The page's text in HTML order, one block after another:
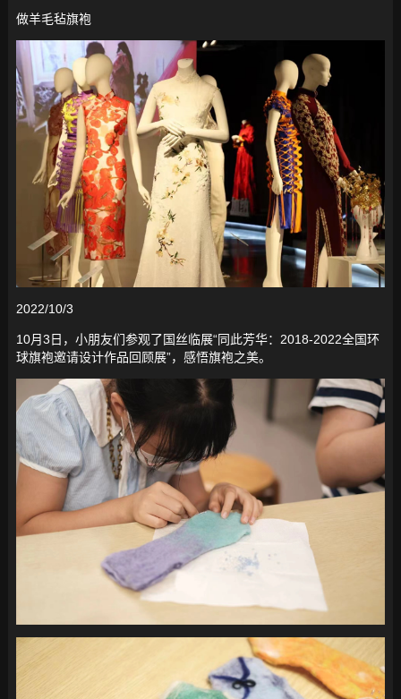
做羊毛毡旗袍
2022/10/3
10月3日，小朋友们参观了国丝临展“同此芳华：2018-2022全国环
球旗袍邀请设计作品回顾展”，感悟旗袍之美。